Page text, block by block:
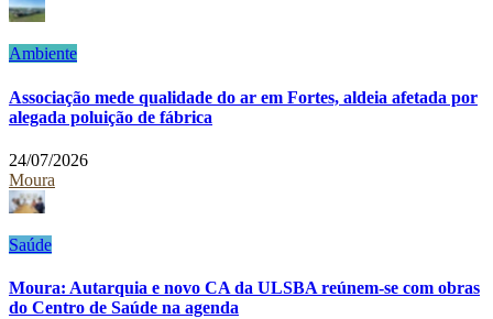
Ambiente
Associação mede qualidade do ar em Fortes, aldeia afetada por
alegada poluição de fábrica
24/07/2026
Moura
Saúde
Moura: Autarquia e novo CA da ULSBA reúnem-se com obras
do Centro de Saúde na agenda